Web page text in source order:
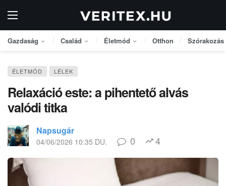
Gazdaság Család Életmód Otthon Szórakozás
ÉLETMÓD LÉLEK
Relaxáció este: a pihentető alvás
valódi titka
Napsugár
04/06/2026 10:35 DU. 0 4